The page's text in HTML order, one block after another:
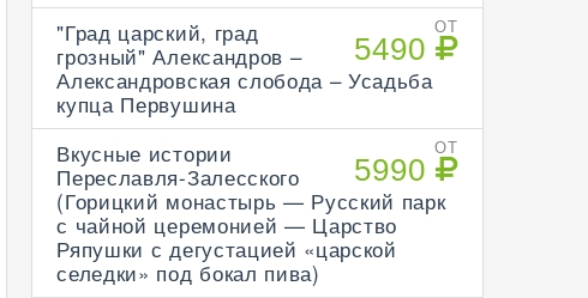
ОТ
5490
"Град царский, град
грозный" Александров –
Александровская слобода – Усадьба
купца Первушина
ОТ
5990
Вкусные истории
Переславля-Залесского
(Горицкий монастырь — Русский парк
с чайной церемонией — Царство
Ряпушки с дегустацией «царской
селедки» под бокал пива)